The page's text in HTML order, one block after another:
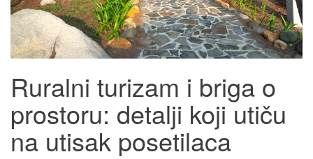
Ruralni turizam i briga o
prostoru: detalji koji utiču
na utisak posetilaca